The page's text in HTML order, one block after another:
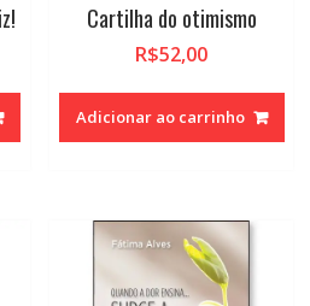
Cartilha do otimismo
R$52,00
Adicionar ao carrinho